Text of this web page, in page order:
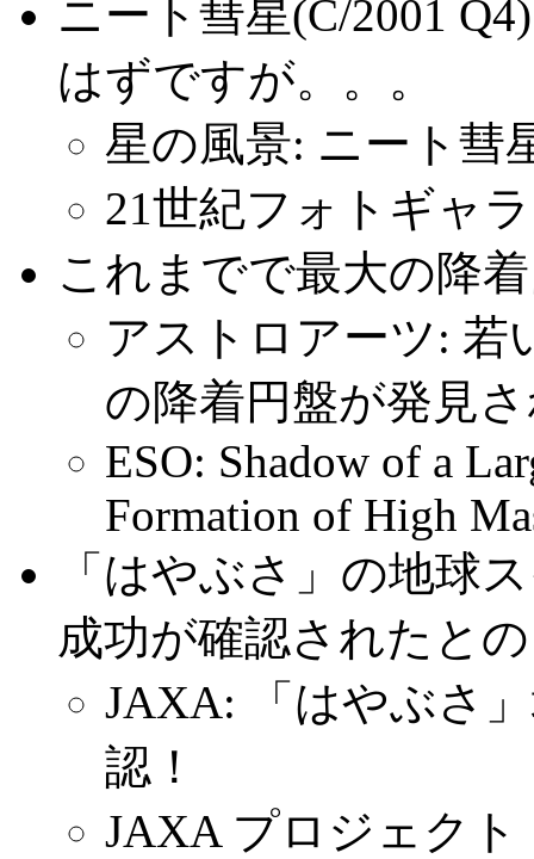
ニート彗星(C/2001
はずですが。。。
星の風景: ニート彗
21世紀フォトギャ
これまでで最大の降
アストロアーツ: 若
の降着円盤が発見
ESO: Shadow of a
Formation of High
「はやぶさ」の地球
成功が確認されたと
JAXA: 「はやぶさ
認！
JAXA プロジェク